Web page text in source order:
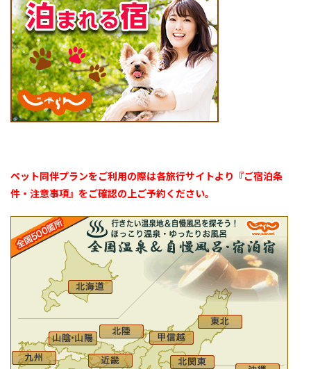
ペット同伴プランをご利用の際は各旅行サイトより『ご宿泊条
件・注意事項』をご確認の上ご予約ください。